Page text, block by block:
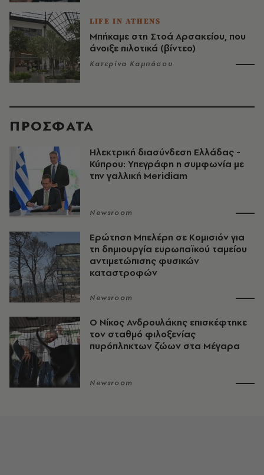
LIFE IN ATHENS
Μπήκαμε στη Στοά Αρσακείου, που
άνοιξε πιλοτικά (βίντεο)
Κατερίνα Καμπόσου
ΠΡΟΣΦΑΤΑ
Ηλεκτρική διασύνδεση Ελλάδας -
Κύπρου: Υπεγράφη η συμφωνία με
την γαλλική Meridiam
Newsroom
Ερώτηση Μπελέρη σε Κομισιόν για
τη δημιουργία ευρωπαϊκού ταμείου
αντιμετώπισης φυσικών
καταστροφών
Newsroom
Ο Νίκος Ανδρουλάκης επισκέφτηκε
τον σταθμό φιλοξενίας
πυρόπληκτων ζώων στα Μέγαρα
Newsroom